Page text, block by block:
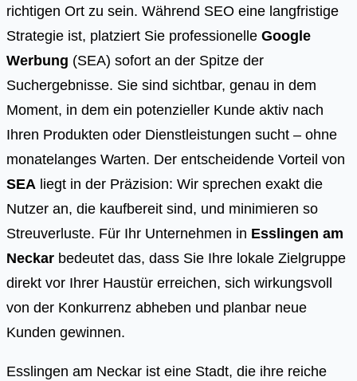
richtigen Ort zu sein. Während SEO eine langfristige
Strategie ist, platziert Sie professionelle Google
Werbung (SEA) sofort an der Spitze der
Suchergebnisse. Sie sind sichtbar, genau in dem
Moment, in dem ein potenzieller Kunde aktiv nach
Ihren Produkten oder Dienstleistungen sucht – ohne
monatelanges Warten. Der entscheidende Vorteil von
SEA liegt in der Präzision: Wir sprechen exakt die
Nutzer an, die kaufbereit sind, und minimieren so
Streuverluste. Für Ihr Unternehmen in Esslingen am
Neckar bedeutet das, dass Sie Ihre lokale Zielgruppe
direkt vor Ihrer Haustür erreichen, sich wirkungsvoll
von der Konkurrenz abheben und planbar neue
Kunden gewinnen.
Ess­lin­gen am Neckar ist eine Stadt, die ihre rei­che